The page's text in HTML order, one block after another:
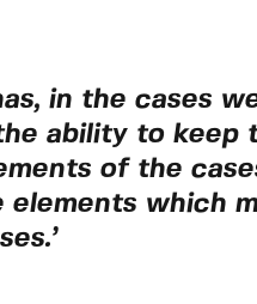
in the cases
ability to keep
of the
which